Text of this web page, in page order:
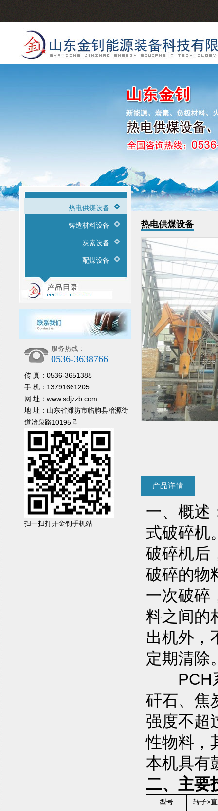
热电供煤设备
铸造材料设备
炭素设备
配煤设备
服务热线：
0536-3638766
传 真：0536-3651388
手 机：13791661205
网 址：www.sdjzzb.com
地 址：山东省潍坊市临朐县冶源街
道冶泉路10195号
扫一扫打开金钊手机站
热电供煤设备
产品详情
一、概述
式破碎机
破碎机后
破碎的物
一次破碎
料之间的
出机外，
定期清除
PCH系
矸石、焦
强度不超
性物料，
本机具有
二、主要
型号
转子×